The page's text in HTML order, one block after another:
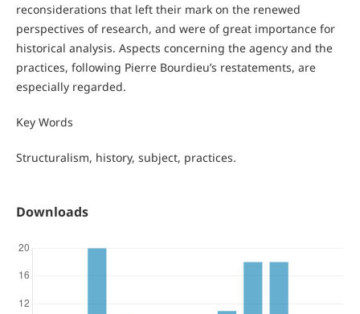
reconsiderations that left their mark on the renewed
perspectives of research, and were of great importance for
historical analysis. Aspects concerning the agency and the
practices, following Pierre Bourdieu’s restatements, are
especially regarded.
Key Words
Structuralism, history, subject, practices.
Downloads